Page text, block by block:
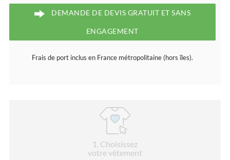
DEMANDE DE DEVIS GRATUIT ET SANS
ENGAGEMENT
Frais de port inclus en France métropolitaine (hors îles).
1 . Choisissez
votre vêtement